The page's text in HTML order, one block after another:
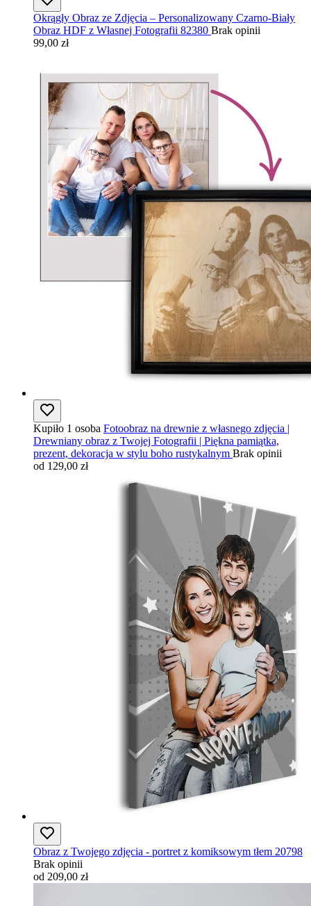
Okrągły Obraz ze Zdjęcia – Personalizowany Czarno-Biały
Obraz HDF z Własnej Fotografii 82380 Brak opinii
99,00 zł
Kupiło 1 osoba Fotoobraz na drewnie z własnego zdjęcia |
Drewniany obraz z Twojej Fotografii | Piękna pamiątka,
prezent, dekoracja w stylu boho rustykalnym Brak opinii
od 129,00 zł
Obraz z Twojego zdjęcia - portret z komiksowym tłem 20798
Brak opinii
od 209,00 zł